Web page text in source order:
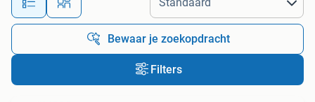
Bewaar je zoekopdracht
Filters